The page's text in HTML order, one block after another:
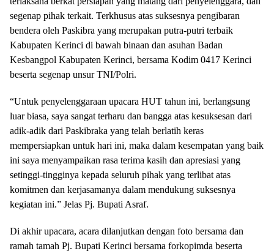
segenap pihak terkait. Terkhusus atas suksesnya pengibaran
bendera oleh Paskibra yang merupakan putra-putri terbaik
Kabupaten Kerinci di bawah binaan dan asuhan Badan
Kesbangpol Kabupaten Kerinci, bersama Kodim 0417 Kerinci
beserta segenap unsur TNI/Polri.
“Untuk penyelenggaraan upacara HUT tahun ini, berlangsung
luar biasa, saya sangat terharu dan bangga atas kesuksesan dari
adik-adik dari Paskibraka yang telah berlatih keras
mempersiapkan untuk hari ini, maka dalam kesempatan yang baik
ini saya menyampaikan rasa terima kasih dan apresiasi yang
setinggi-tingginya kepada seluruh pihak yang terlibat atas
komitmen dan kerjasamanya dalam mendukung suksesnya
kegiatan ini.” Jelas Pj. Bupati Asraf.
Di akhir upacara, acara dilanjutkan dengan foto bersama dan
ramah tamah Pj. Bupati Kerinci bersama forkopimda beserta